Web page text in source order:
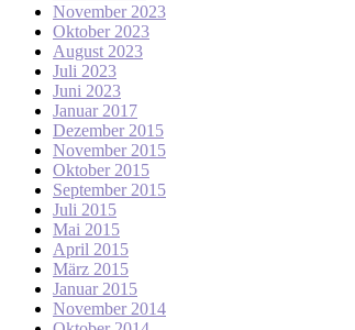
November 2023
Oktober 2023
August 2023
Juli 2023
Juni 2023
Januar 2017
Dezember 2015
November 2015
Oktober 2015
September 2015
Juli 2015
Mai 2015
April 2015
März 2015
Januar 2015
November 2014